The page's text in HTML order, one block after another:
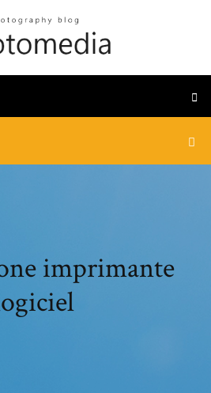
imprimante